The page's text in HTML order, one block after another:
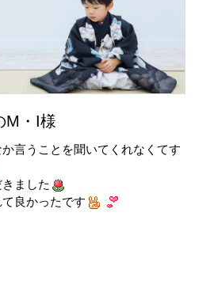
M・I様
言うことを聞いてくれなくてす
ました
良かったです